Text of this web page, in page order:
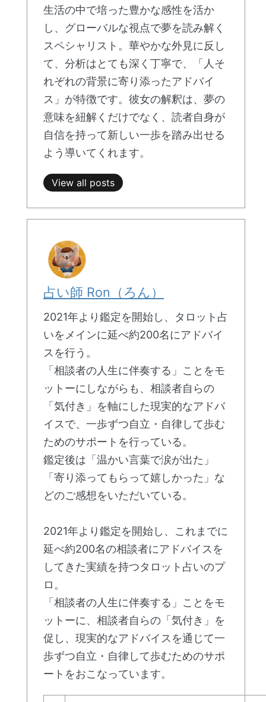
生活の中で培った豊かな感性を活か
し、グローバルな視点で夢を読み解く
スペシャリスト。華やかな外見に反し
て、分析はとても深く丁寧で、「人そ
れぞれの背景に寄り添ったアドバイ
ス」が特徴です。彼女の解釈は、夢の
意味を紐解くだけでなく、読者自身が
自信を持って新しい一歩を踏み出せる
よう導いてくれます。
View all posts
占い師 Ron（ろん）
2021年より鑑定を開始し、タロット占
いをメインに延べ約200名にアドバイ
スを行う。
「相談者の人生に伴奏する」ことをモ
ットーにしながらも、相談者自らの
「気付き」を軸にした現実的なアドバ
イスで、一歩ずつ自立・自律して歩む
ためのサポートを行っている。
鑑定後は「温かい言葉で涙が出た」
「寄り添ってもらって嬉しかった」な
どのご感想をいただいている。
2021年より鑑定を開始し、これまでに
延べ約200名の相談者にアドバイスを
してきた実績を持つタロット占いのプ
ロ。
「相談者の人生に伴奏する」ことをモ
ットーに、相談者自らの「気付き」を
促し、現実的なアドバイスを通じて一
歩ずつ自立・自律して歩むためのサポ
ートをおこなっています。